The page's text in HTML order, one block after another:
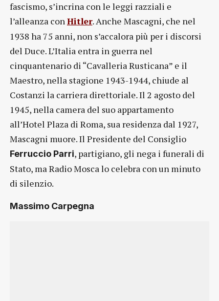
fascismo, s’incrina con le leggi razziali e
l’alleanza conHitler. Anche Mascagni, che nel
1938 ha 75 anni, non s’accalora più per i discorsi
del Duce. L’Italia entra in guerra nel
cinquantenario di “Cavalleria Rusticana” e il
Maestro, nella stagione 1943-1944, chiude al
Costanzi la carriera direttoriale. Il 2 agosto del
1945, nella camera del suo appartamento
all’Hotel Plaza di Roma, sua residenza dal 1927,
Mascagni muore. Il Presidente del Consiglio
Ferruccio Parri, partigiano, gli nega i funerali di
Stato, ma Radio Mosca lo celebra con un minuto
di silenzio.
Massimo Carpegna